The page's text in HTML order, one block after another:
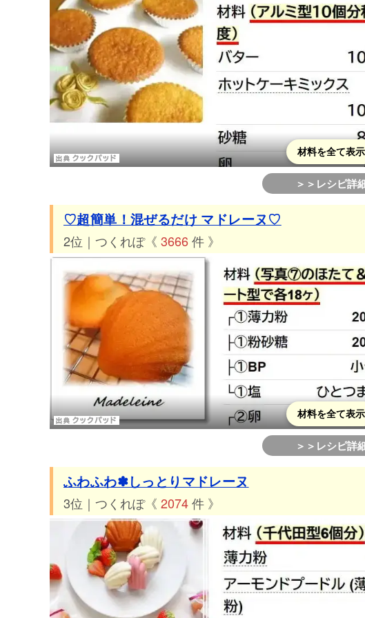
材料を全て表示
＞＞レシピ詳
♡超簡単！混ぜるだけ マドレーヌ♡
2位｜つくれぽ《 3666件 》
材料を全て表示
＞＞レシピ詳
ふわふわ✽しっとりマドレーヌ
3位｜つくれぽ《 2074件 》